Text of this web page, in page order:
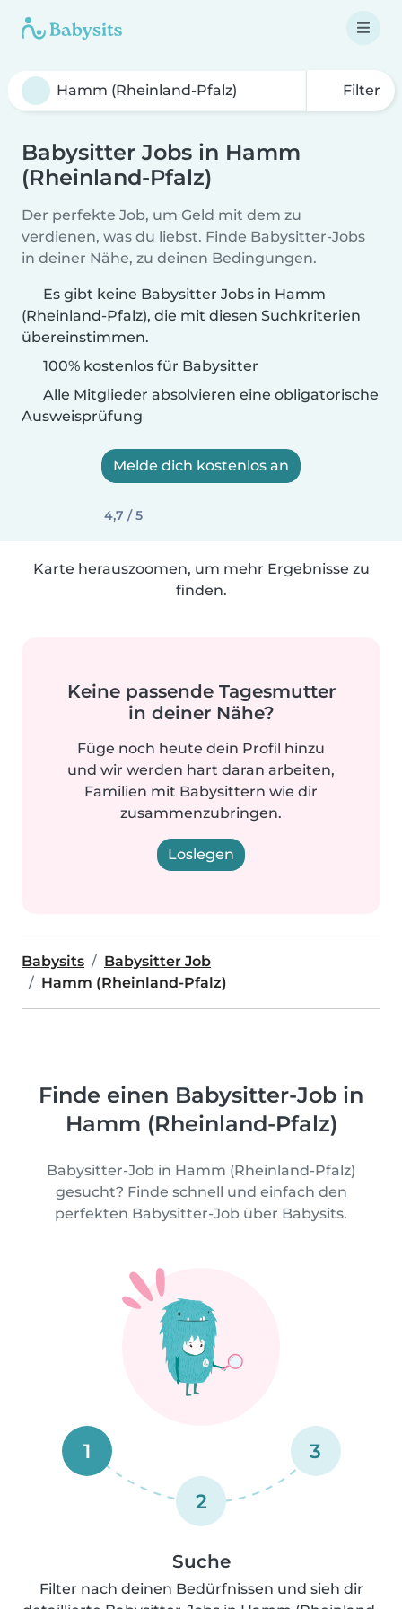
Filter
Babysitter Jobs in Hamm
(Rheinland-Pfalz)
Der perfekte Job, um Geld mit dem zu
verdienen, was du liebst. Finde Babysitter-Jobs
in deiner Nähe, zu deinen Bedingungen.
Es gibt keine Babysitter Jobs in Hamm
(Rheinland-Pfalz), die mit diesen Suchkriterien
übereinstimmen.
100% kostenlos für Babysitter
Alle Mitglieder absolvieren eine obligatorische
Ausweisprüfung
Melde dich kostenlos an
4,7 / 5
Karte herauszoomen, um mehr Ergebnisse zu
finden.
Keine passende Tagesmutter
in deiner Nähe?
Füge noch heute dein Profil hinzu
und wir werden hart daran arbeiten,
Familien mit Babysittern wie dir
zusammenzubringen.
Loslegen
Babysits
Babysitter Job
Hamm (Rheinland-Pfalz)
Finde einen Babysitter-Job in
Hamm (Rheinland-Pfalz)
Babysitter-Job in Hamm (Rheinland-Pfalz)
gesucht? Finde schnell und einfach den
perfekten Babysitter-Job über Babysits.
1
2
3
Suche
Filter nach deinen Bedürfnissen und sieh dir